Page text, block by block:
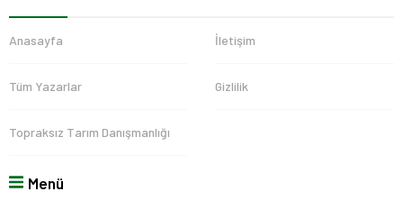
Anasayfa İletişim
Tüm Yazarlar Gizlilik
Topraksız Tarım Danışmanlığı
Menü